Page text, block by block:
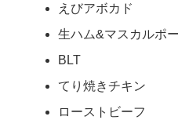
えびアボカド
生ハム&マスカルポ
BLT
てり焼きチキン
ローストビーフ